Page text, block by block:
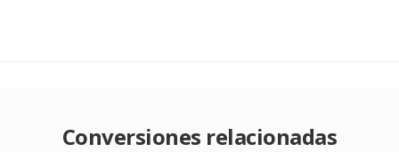
Conversiones relacionadas